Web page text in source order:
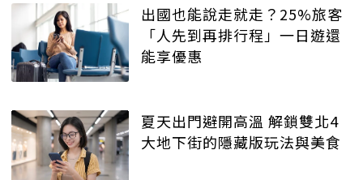
出國也能說走就走？25%旅客
「人先到再排行程」一日遊還
能享優惠
夏天出門避開高溫 解鎖雙北4
大地下街的隱藏版玩法與美食